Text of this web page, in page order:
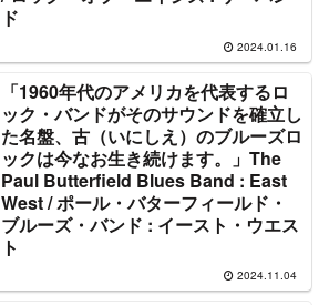
ド
2024.01.16
「1960年代のアメリカを代表するロ
ック・バンドがそのサウンドを確立し
た名盤、古（いにしえ）のブルーズロ
ックは今なお生き続けます。」The
Paul Butterfield Blues Band : East
West / ポール・バターフィールド・
ブルーズ・バンド : イースト・ウエス
ト
2024.11.04